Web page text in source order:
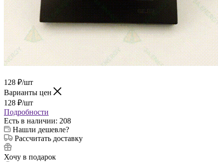
128 ₽/шт
Варианты цен
128 ₽/шт
Подробности
Есть в наличии: 208
Нашли дешевле?
Рассчитать доставку
Хочу в подарок